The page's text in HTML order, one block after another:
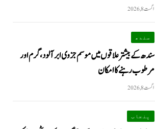
اگست 8, 2026
سندھ
سندھ کے بیشتر علاقوں میں موسم جزوی ابر آلود، گرم اور
مرطوب رہنے کا امکان
اگست 8, 2026
پنجاب